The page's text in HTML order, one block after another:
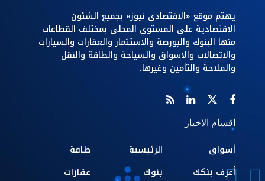
يهتم موقع «الاقتصادي نيوز» بجميع الشئون
الاقتصادية علي المستوي المحلي بمختلف القطاعات
منها البنوك والبورصة والاستثمار والعقارات والسيارات
والاتصالات والاسواق والسياحة والطاقة والنقل
والملاحة والتأمين وغيرها.
اقسام الاخبار
أسواق
أعرف بنكك
الرئيسية
بنوك
طاقة
عقارات